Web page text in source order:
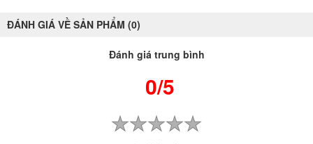
ĐÁNH GIÁ VỀ SẢN PHẨM (0)
Đánh giá trung bình
0/5